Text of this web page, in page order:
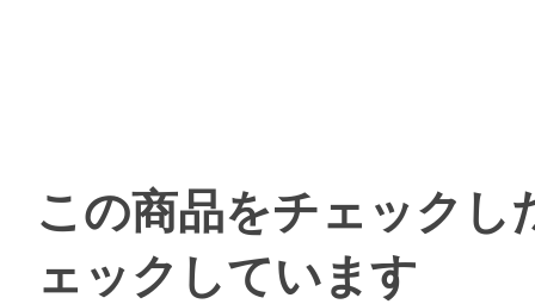
この商品をチェックし
ェックしています